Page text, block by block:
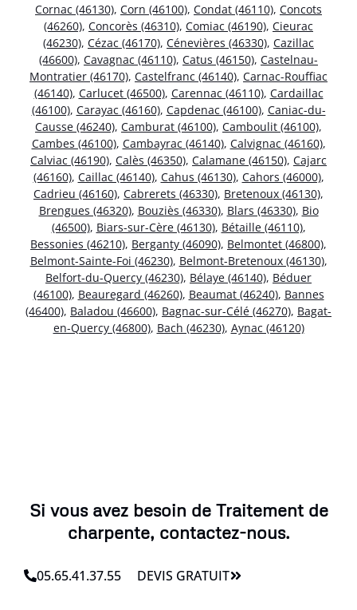
Cornac (46130), Corn (46100), Condat (46110), Concots
(46260), Concorès (46310), Comiac (46190), Cieurac
(46230), Cézac (46170), Cénevières (46330), Cazillac
(46600), Cavagnac (46110), Catus (46150), Castelnau-
Montratier (46170), Castelfranc (46140), Carnac-Rouffiac
(46140), Carlucet (46500), Carennac (46110), Cardaillac
(46100), Carayac (46160), Capdenac (46100), Caniac-du-
Causse (46240), Camburat (46100), Camboulit (46100),
Cambes (46100), Cambayrac (46140), Calvignac (46160),
Calviac (46190), Calès (46350), Calamane (46150), Cajarc
(46160), Caillac (46140), Cahus (46130), Cahors (46000),
Cadrieu (46160), Cabrerets (46330), Bretenoux (46130),
Brengues (46320), Bouziès (46330), Blars (46330), Bio
(46500), Biars-sur-Cère (46130), Bétaille (46110),
Bessonies (46210), Berganty (46090), Belmontet (46800),
Belmont-Sainte-Foi (46230), Belmont-Bretenoux (46130),
Belfort-du-Quercy (46230), Bélaye (46140), Béduer
(46100), Beauregard (46260), Beaumat (46240), Bannes
(46400), Baladou (46600), Bagnac-sur-Célé (46270), Bagat-
en-Quercy (46800), Bach (46230), Aynac (46120)
Si vous avez besoin de Traitement de
charpente, contactez-nous.
05.65.41.37.55 DEVIS GRATUIT